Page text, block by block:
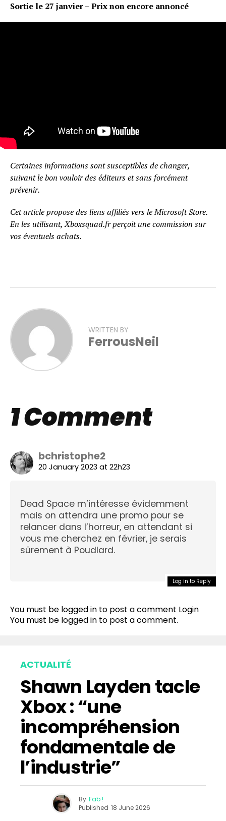
Sortie le 27 janvier – Prix non encore annoncé
Certaines informations sont susceptibles de changer,
suivant le bon vouloir des éditeurs et sans forcément
prévenir.
Cet article propose des liens affiliés vers le Microsoft Store.
En les utilisant, Xboxsquad.fr perçoit une commission sur
vos éventuels achats.
WRITTEN BY
FerrousNeil
1 Comment
bchristophe2
20 January 2023 at 22h23
Dead Space m’intéresse évidemment
mais on attendra une promo pour se
relancer dans l’horreur, en attendant si
vous me cherchez en février, je serais
sûrement à Poudlard.
Log in to Reply
You must be logged in to post a comment Login
You must be logged in to post a comment.
ACTUALITÉ
Shawn Layden tacle
Xbox : “une
incompréhension
fondamentale de
l’industrie”
By Fab !
Published 18 June 2026